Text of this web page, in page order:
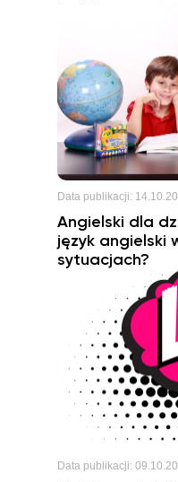
Data publikacji:
Angielski dla
język angielski
sytuacjach?
Data publikacji: